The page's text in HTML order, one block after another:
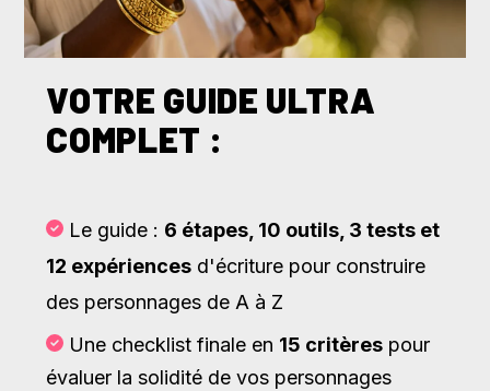
VOTRE GUIDE ULTRA
COMPLET :
Le guide : 6 étapes, 10 outils, 3 tests et
12 expériences d'écriture pour construire
des personnages de A à Z
Une checklist finale en 15 critères pour
évaluer la solidité de vos personnages